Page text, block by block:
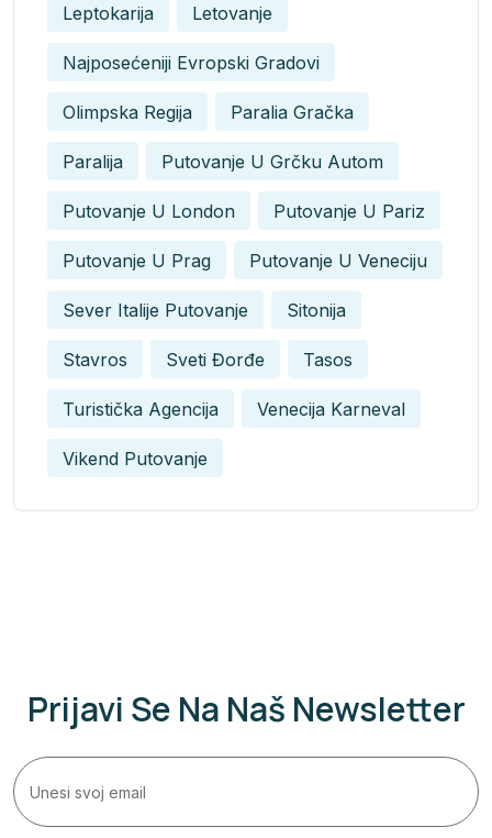
Leptokarija Letovanje
Najposećeniji Evropski Gradovi
Olimpska Regija Paralia Gračka
Paralija Putovanje U Grčku Autom
Putovanje U London Putovanje U Pariz
Putovanje U Prag Putovanje U Veneciju
Sever Italije Putovanje Sitonija
Stavros Sveti Đorđe Tasos
Turistička Agencija Venecija Karneval
Vikend Putovanje
Prijavi Se Na Naš Newsletter